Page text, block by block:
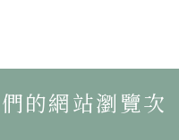
的網站瀏覽次